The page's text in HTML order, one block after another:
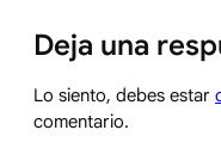
Deja una
Lo siento, debes estar
comentario.